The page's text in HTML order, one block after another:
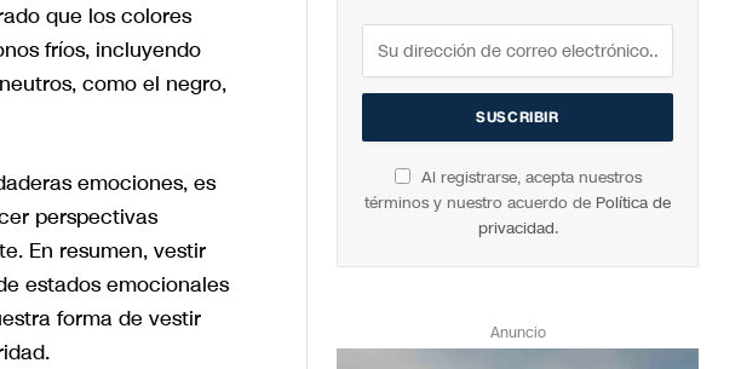
que los colores
fríos, incluyendo
como el negro,
emociones, es
perspectivas
En resumen, vestir
estados emocionales
forma de vestir
Al registrarse, acepta nuestros
términos y nuestro acuerdo de Política de
privacidad.
Anuncio